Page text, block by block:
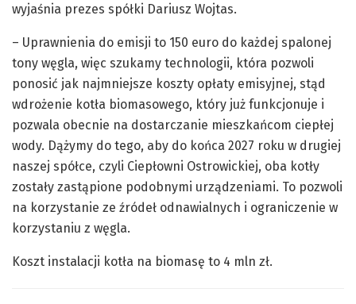
wyjaśnia prezes spółki Dariusz Wojtas.
– Uprawnienia do emisji to 150 euro do każdej spalonej
tony węgla, więc szukamy technologii, która pozwoli
ponosić jak najmniejsze koszty opłaty emisyjnej, stąd
wdrożenie kotła biomasowego, który już funkcjonuje i
pozwala obecnie na dostarczanie mieszkańcom ciepłej
wody. Dążymy do tego, aby do końca 2027 roku w drugiej
naszej spółce, czyli Ciepłowni Ostrowickiej, oba kotły
zostały zastąpione podobnymi urządzeniami. To pozwoli
na korzystanie ze źródeł odnawialnych i ograniczenie w
korzystaniu z węgla.
Koszt instalacji kotła na biomasę to 4 mln zł.